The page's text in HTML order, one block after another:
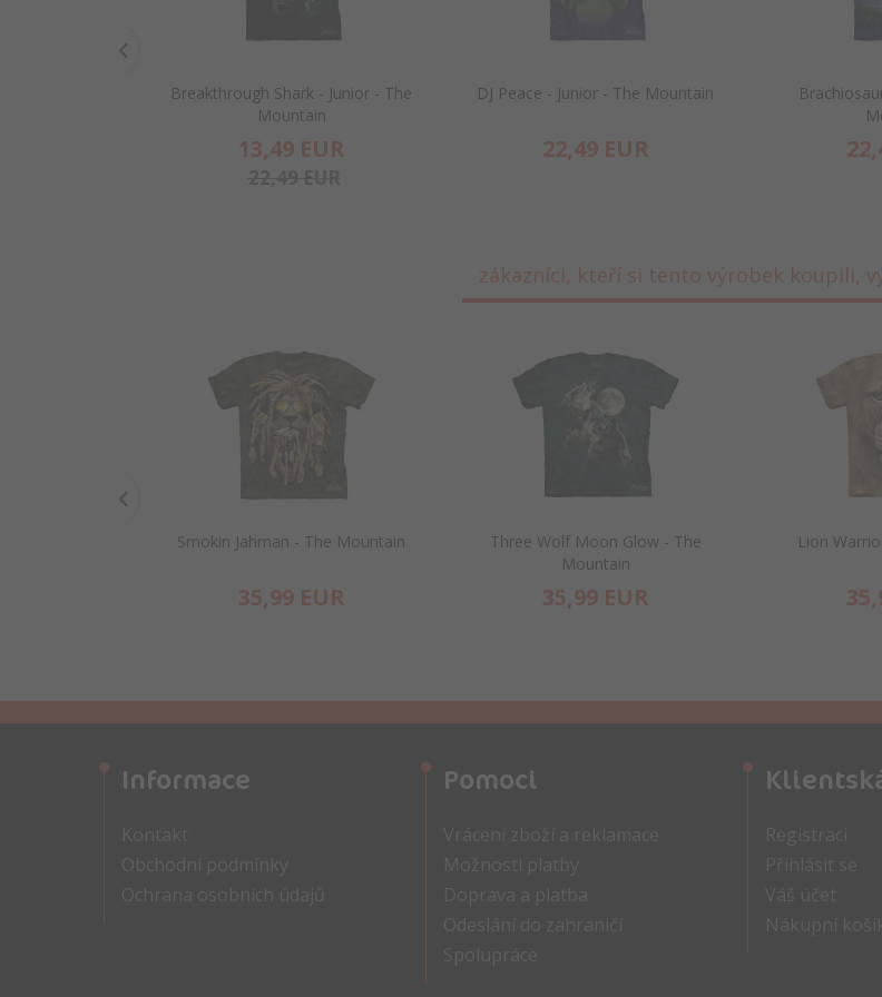
Breakthrough Shark - Junior - The
Mountain
13,49 EUR
DJ Peace - Junior - The Mountain
22,49 EUR 22,
zákazníci, kteří si tento výrobek koupili,
Smokin Jahman - The Mountain
35,99 EUR
Three Wolf Moon Glow - The
Mountain
35,99 EUR
Lion
35,
Informace Pomoci